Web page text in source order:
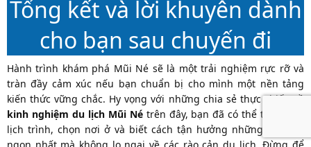
Tổng kết và lời khuyên dành
cho bạn sau chuyến đi
Hành trình khám phá Mũi Né sẽ là một trải nghiệm rực rỡ và
tràn đầy cảm xúc nếu bạn chuẩn bị cho mình một nền tảng
kiến thức vững chắc. Hy vọng với những chia sẻ thực chiến về
kinh nghiệm du lịch Mũi Nétrên đây, bạn đã có thể tự tin lên
lịch trình, chọn nơi ở và biết cách tận hưởng những món ăn